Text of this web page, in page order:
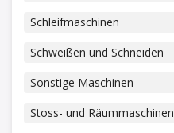
Schleifmaschinen
Schweißen und Schneiden
Sonstige Maschinen
Stoss- und Räummaschinen